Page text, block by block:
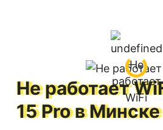
Не работает
15 Proв Минске